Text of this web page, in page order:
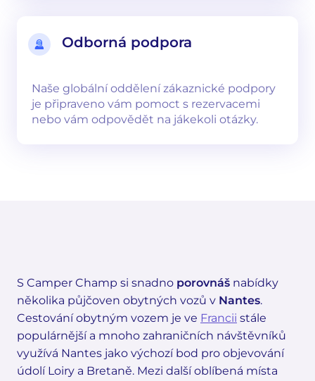
Odborná podpora
Naše globální oddělení zákaznické podpory
je připraveno vám pomoct s rezervacemi
nebo vám odpovědět na jákekoli otázky.
S Camper Champ si snadno porovnáš nabídky
několika půjčoven obytných vozů v Nantes.
Cestování obytným vozem je ve Francii stále
populárnější a mnoho zahraničních návštěvníků
využívá Nantes jako výchozí bod pro objevování
údolí Loiry a Bretaně. Mezi další oblíbená místa